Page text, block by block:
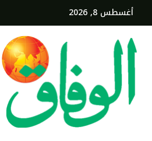
أغسطس 8, 2026